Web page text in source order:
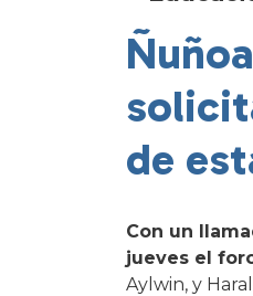
de
Con un
jueves el
Aylwin, y